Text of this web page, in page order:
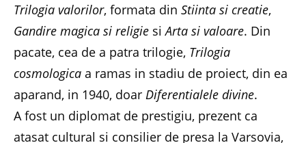
Trilogia valorilor, formata din Stiinta si creatie,
Gandire magica si religie siArta si valoare. Din
pacate, cea de a patra trilogie, Trilogia
cosmologica a ramas in stadiu de proiect, din ea
aparand, in 1940, doar Diferentialele divine.
A fost un diplomat de prestigiu, prezent ca
atasat cultural si consilier de presa la Varsovia,